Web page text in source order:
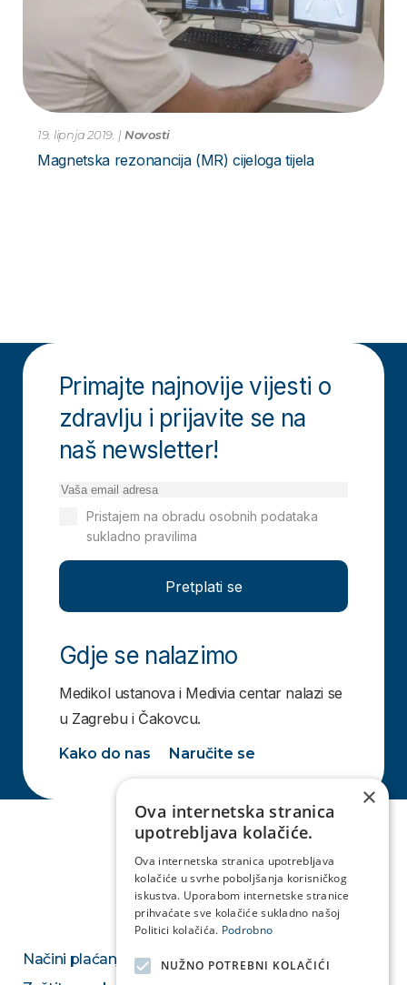
19. lipnja 2019. | Novosti
Magnetska rezonancija (MR) cijeloga tijela
Primajte najnovije vijesti o
zdravlju i prijavite se na
naš newsletter!
Pretplati se
Pristajem na obradu osobnih podataka
sukladno pravilima
Gdje se nalazimo
Medikol ustanova i Medivia centar nalazi se
u Zagrebu i Čakovcu.
Kako do nas Naručite se
Načini plaćanja
×
Ova internetska stranica
upotrebljava kolačiće.
Ova internetska stranica upotrebljava
kolačiće u svrhe poboljšanja korisničkog
iskustva. Uporabom internetske stranice
prihvaćate sve kolačiće sukladno našoj
Politici kolačića. Podrobno
NUŽNO POTREBNI KOLAČIĆI